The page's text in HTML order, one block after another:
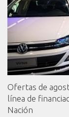
Ofertas de
línea de
Nación